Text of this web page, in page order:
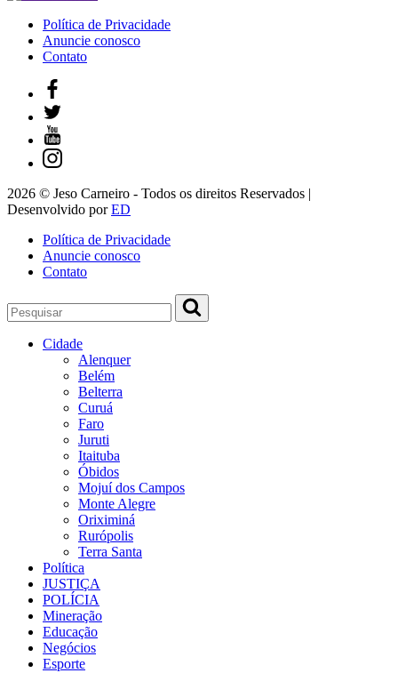
Política de Privacidade
Anuncie conosco
Contato
2026 © Jeso Carneiro - Todos os direitos Reservados |
Desenvolvido porED
Política de Privacidade
Anuncie conosco
Contato
Cidade
Alenquer
Belém
Belterra
Curuá
Faro
Juruti
Itaituba
Óbidos
Mojuí dos Campos
Monte Alegre
Oriximiná
Rurópolis
Terra Santa
Política
JUSTIÇA
POLÍCIA
Mineração
Educação
Negócios
Esporte